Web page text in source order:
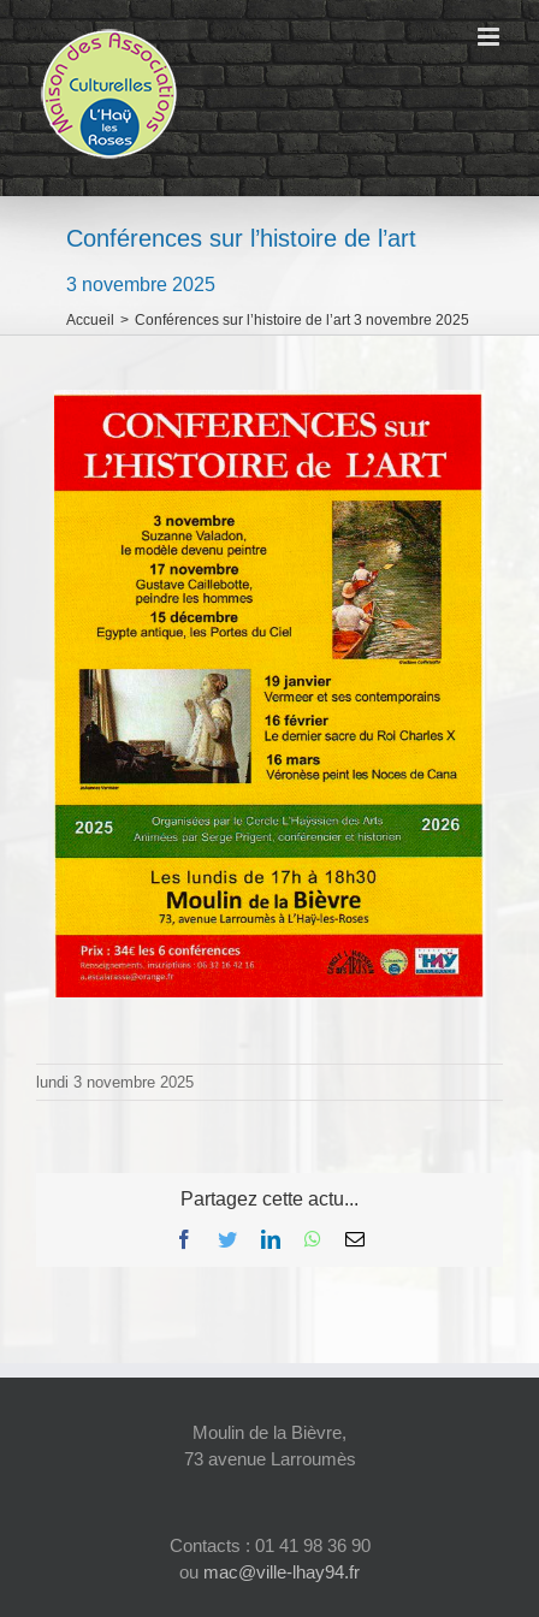
Passer
au
contenu
Conférences sur l’histoire de l’art
3 novembre 2025
Accueil > Conférences sur l’histoire de l’art 3 novembre 2025
lundi 3 novembre 2025
Partagez cette actu...
Facebook
TwitterLinkedInWhatsApp
Email
Moulin de la Bièvre,
73 avenue Larroumès
Contacts : 01 41 98 36 90
ou mac@ville-lhay94.fr